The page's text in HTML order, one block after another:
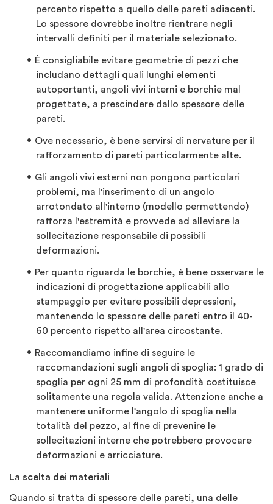
percento rispetto a quello delle pareti adiacenti.
Lo spessore dovrebbe inoltre rientrare negli
intervalli definiti per il materiale selezionato.
È consigliabile evitare geometrie di pezzi che
includano dettagli quali lunghi elementi
autoportanti, angoli vivi interni e borchie mal
progettate, a prescindere dallo spessore delle
pareti.
Ove necessario, è bene servirsi di nervature per il
rafforzamento di pareti particolarmente alte.
Gli angoli vivi esterni non pongono particolari
problemi, ma l'inserimento di un angolo
arrotondato all'interno (modello permettendo)
rafforza l'estremità e provvede ad alleviare la
sollecitazione responsabile di possibili
deformazioni.
Per quanto riguarda le borchie, è bene osservare le
indicazioni di progettazione applicabili allo
stampaggio per evitare possibili depressioni,
mantenendo lo spessore delle pareti entro il 40-
60 percento rispetto all'area circostante.
Raccomandiamo infine di seguire le
raccomandazioni sugli angoli di spoglia: 1 grado di
spoglia per ogni 25 mm di profondità costituisce
solitamente una regola valida. Attenzione anche a
mantenere uniforme l'angolo di spoglia nella
totalità del pezzo, al fine di prevenire le
sollecitazioni interne che potrebbero provocare
deformazioni e arricciature.
La scelta dei materiali
Quando si tratta di spessore delle pareti, una delle